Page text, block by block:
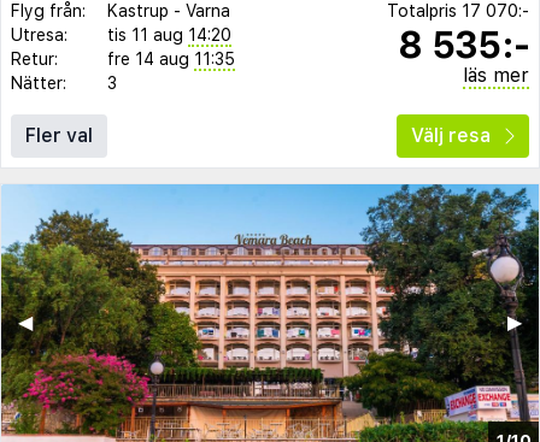
Flyg från: Kastrup - Varna
Utresa:
tis 11 aug 14:20
Retur:
fre 14 aug 11:35
Nätter:
3
Totalpris 17 070:-
8 535:-
läs mer
Fler val Välj resa
▶︎
◀︎